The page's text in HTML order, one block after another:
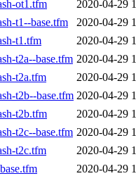
ot1.tfm
2020-04-29
t1--base.tfm
2020-04-29
t1.tfm
2020-04-29
t2a--base.tfm 2020-04-29
t2a.tfm
2020-04-29
t2b--base.tfm 2020-04-29
t2b.tfm
2020-04-29
t2c--base.tfm 2020-04-29
t2c.tfm
2020-04-29
2020-04-29